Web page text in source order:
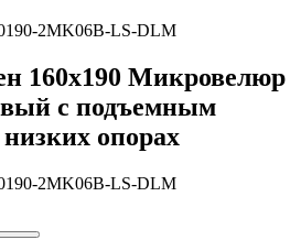
2MK06B-LS-DLM
160х190 Микровелюр
с подъемным
опорах
2MK06B-LS-DLM